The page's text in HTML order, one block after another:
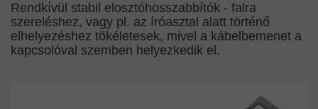
Rendkívül stabil elosztóhosszabbítók - falra
szereléshez, vagy pl. az íróasztal alatt történő
elhelyezéshez tökéletesek, mivel a kábelbemenet a
kapcsolóval szemben helyezkedik el.